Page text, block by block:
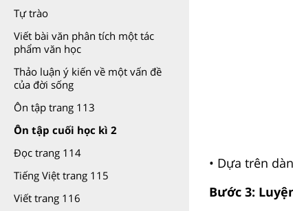
Tự trào
Viết bài văn phân tích một tác
phẩm văn học
Thảo luận ý kiến về một vấn đề
của đời sống
Ôn tập trang 113
Ôn tập cuối học kì 2
Đọc trang 114
Tiếng Việt trang 115
Viết trang 116
• Dựa trên
Bước 3: